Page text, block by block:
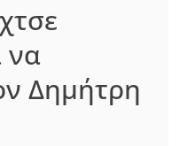
να
Δημήτρη